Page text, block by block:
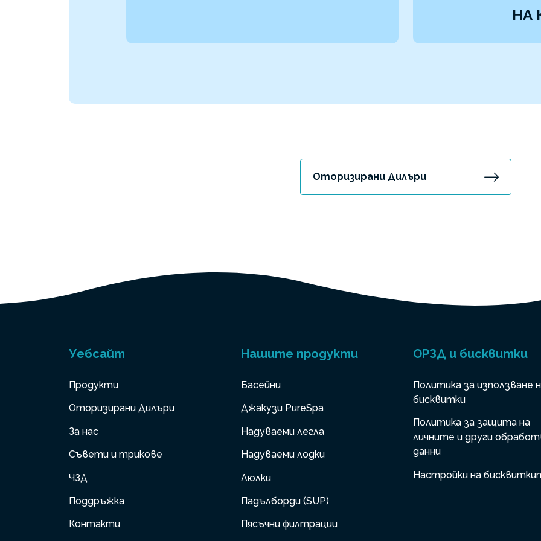
НА
Оторизирани Дилъри
Уебсайт
Продукти
Оторизирани Дилъри
За нас
Съвети и трикове
ЧЗД
Поддръжка
Контакти
Нашите продукти
Басейни
Джакузи PureSpa
Надуваеми легла
Надуваеми лодки
Люлки
Падълборди (SUP)
Пясъчни филтрации
ОРЗД и бисквитки
Политика за използване
бисквитки
Политика за защита на
личните и други
данни
Настройки на